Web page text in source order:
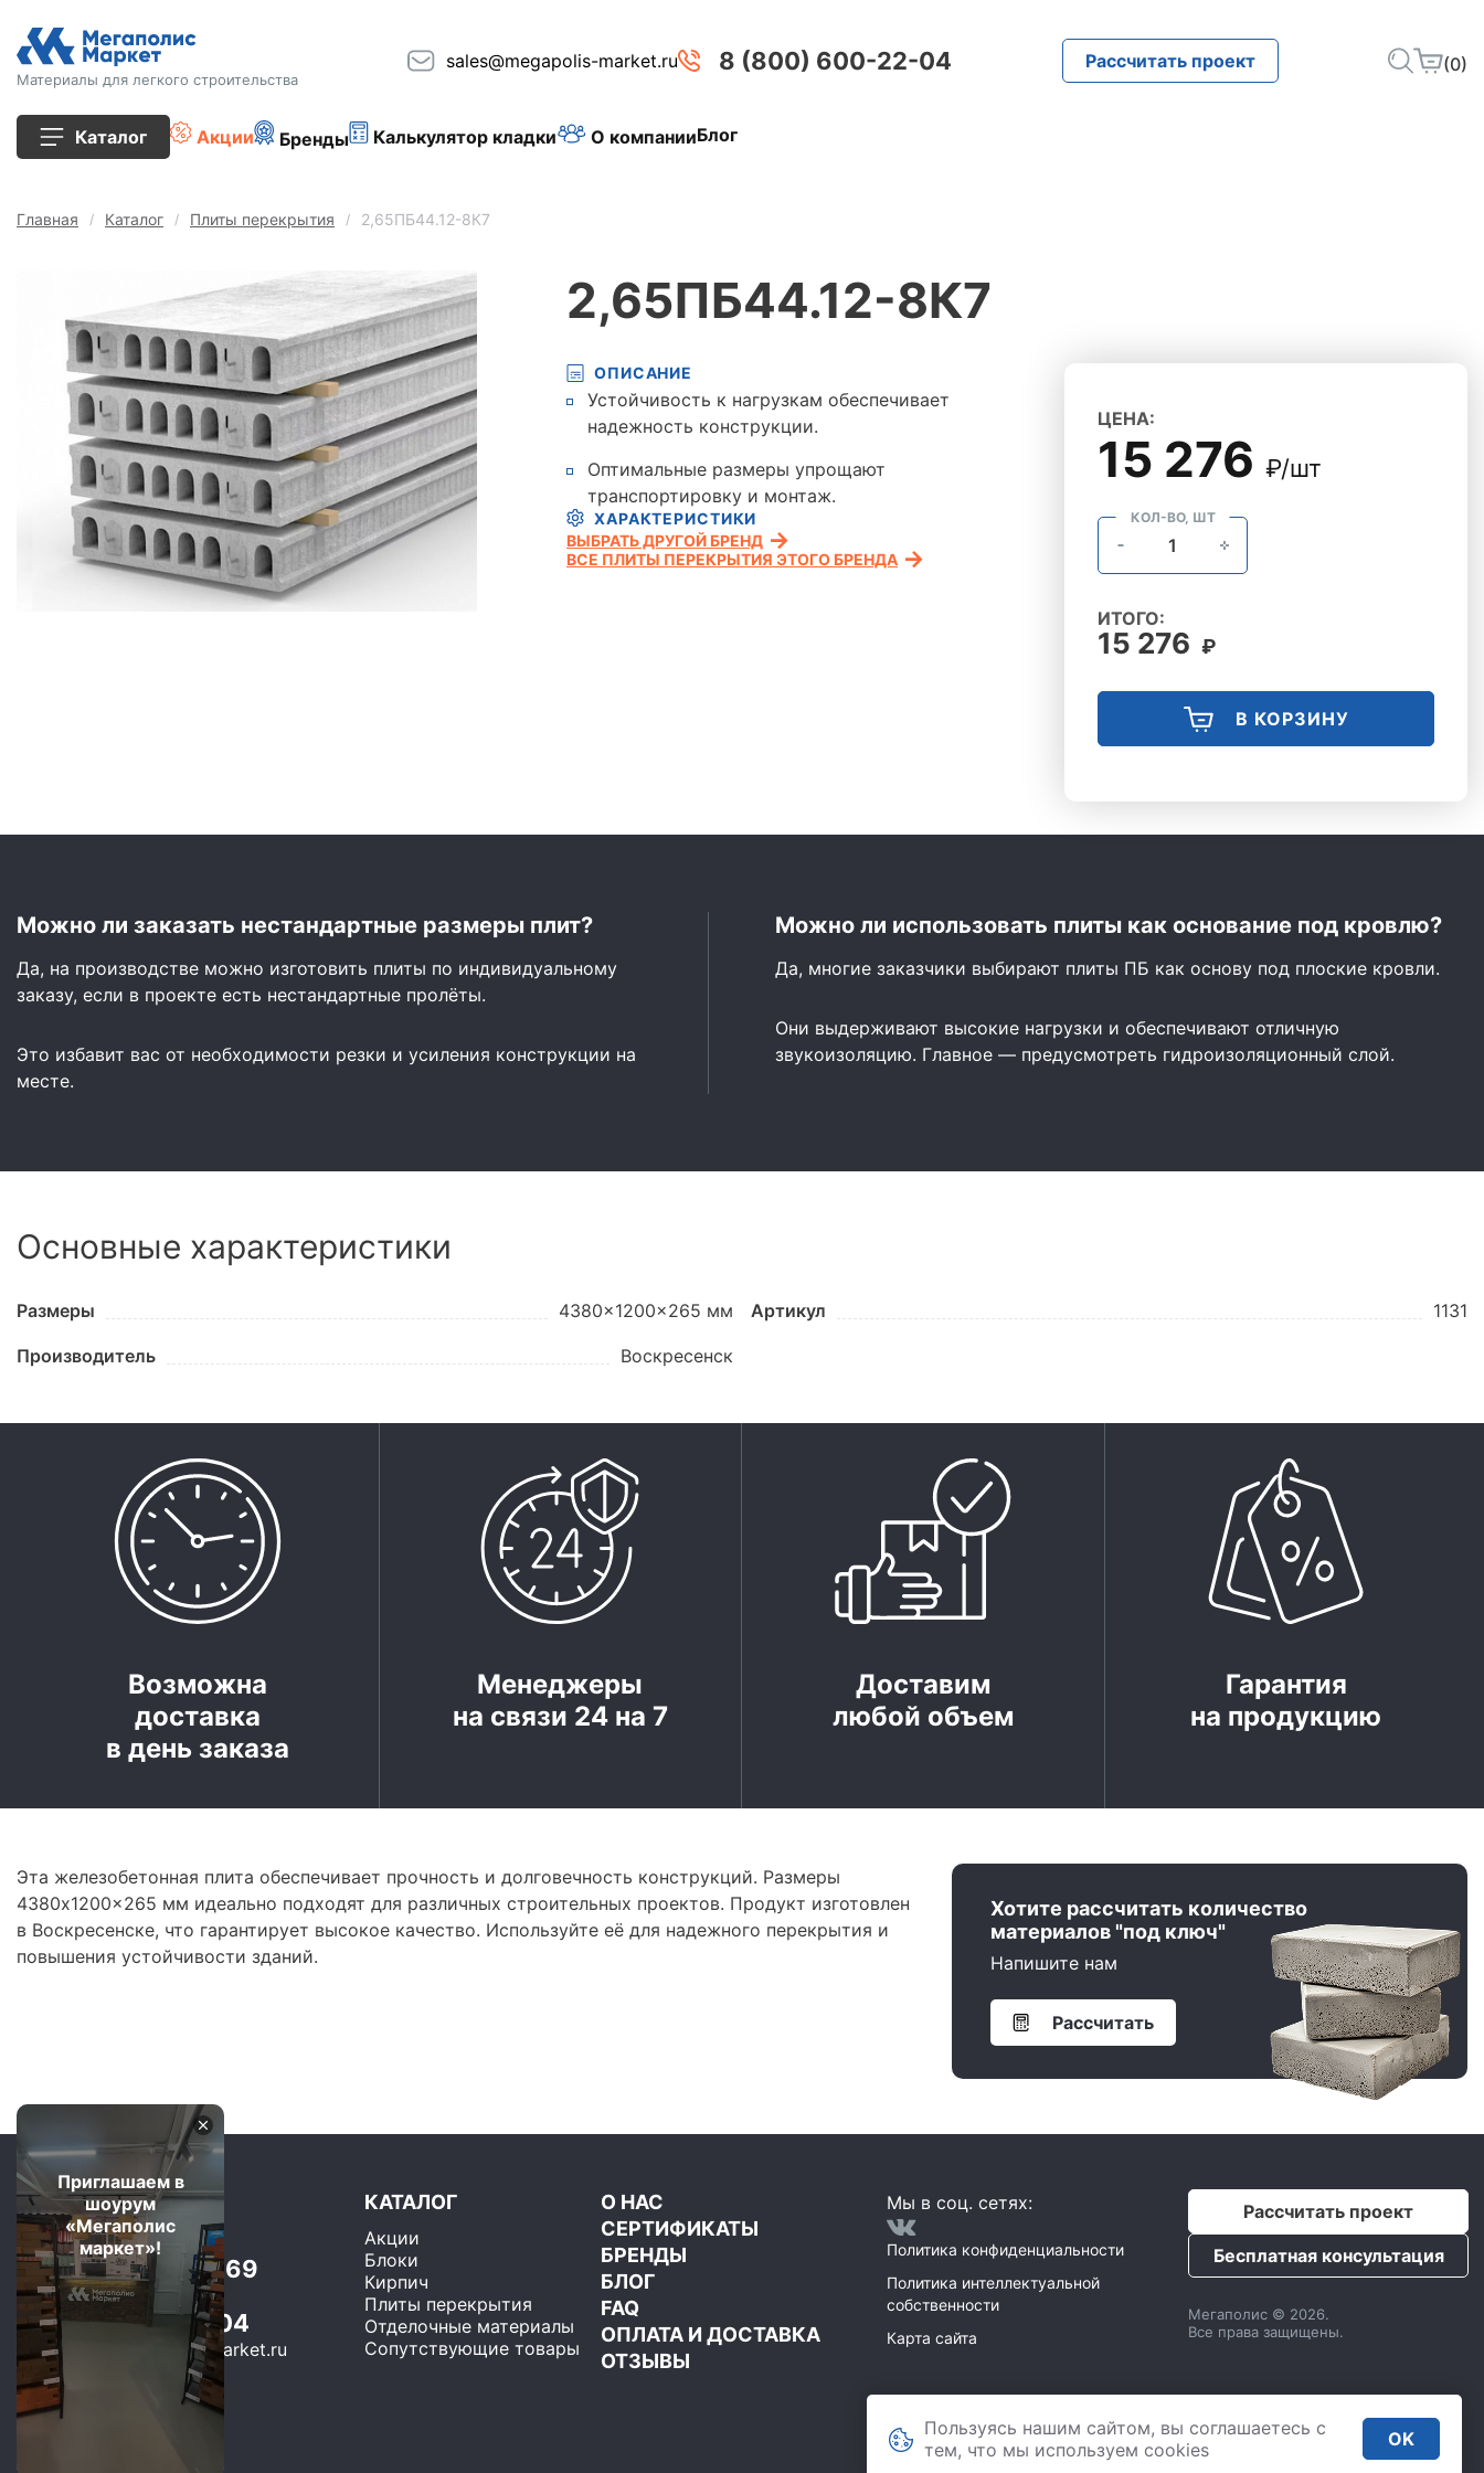
Пользуясь нашим сайтом, вы соглашаетесь с
тем, что мы используем сookies
OK
Материалы для легкого строительства
sales@megapolis-market.ru 8 (800) 600-22-04 Рассчитать проект (0)
Каталог
Кирпич
Плиты перекрытия
Сопутствующие товары
Тротуарная плитка
Сайдинг
Металлочерепица
Акции Бренды Калькулятор кладки О компанииБлог
Главная Каталог Плиты перекрытия 2,65ПБ44.12-8К7
2,65ПБ44.12-8К7
ОПИСАНИЕ
Устойчивость к нагрузкам обеспечивает
надежность конструкции.
Оптимальные размеры упрощают
транспортировку и монтаж.
ХАРАКТЕРИСТИКИ
ВЫБРАТЬ ДРУГОЙ БРЕНД
ВСЕ ПЛИТЫ ПЕРЕКРЫТИЯ ЭТОГО БРЕНДА
ЦЕНА:
15 276 ₽/шт
КОЛ-ВО, ШТ
ИТОГО:
15 276 ₽
В КОРЗИНУ
Можно ли заказать нестандартные размеры плит?
Да, на производстве можно изготовить плиты по индивидуальному
заказу, если в проекте есть нестандартные пролёты.
Это избавит вас от необходимости резки и усиления конструкции на
месте.
Можно ли использовать плиты как основание под кровлю?
Да, многие заказчики выбирают плиты ПБ как основу под плоские кровли.
Они выдерживают высокие нагрузки и обеспечивают отличную
звукоизоляцию. Главное — предусмотреть гидроизоляционный слой.
Основные характеристики
Размеры 4380x1200x265 мм
Производитель Воскресенск
Артикул 1131
Возможна
доставка
в день заказа
Менеджеры
на связи 24 на 7
Доставим
любой объем
Гарантия
на продукцию
Эта железобетонная плита обеспечивает прочность и долговечность конструкций. Размеры
4380x1200x265 мм идеально подходят для различных строительных проектов. Продукт изготовлен
в Воскресенске, что гарантирует высокое качество. Используйте её для надежного перекрытия и
повышения устойчивости зданий.
Хотите рассчитать количество
материалов "под ключ"
Напишите нам
Рассчитать
Москва и область
+7 (499) 325-75-69
Бесплатно по РФ
8 (800) 600-22-04
sales@megapolis-market.ru
КАТАЛОГ
Акции
Блоки
Кирпич
Плиты перекрытия
Отделочные материалы
Сопутствующие товары
О НАС
СЕРТИФИКАТЫ
БРЕНДЫ
БЛОГ
FAQ
ОПЛАТА И ДОСТАВКА
ОТЗЫВЫ
Мы в соц. сетях:
Политика конфиденциальности
Политика интеллектуальной
собственности
Карта сайта
119071, Москва,2 Донской проезд 4,
строение 1, пом. 435
Рассчитать проект
Бесплатная консультация
Мегаполис © 2026.
Все права защищены.
Приглашаем в
шоурум
«Мегаполис
маркет»!